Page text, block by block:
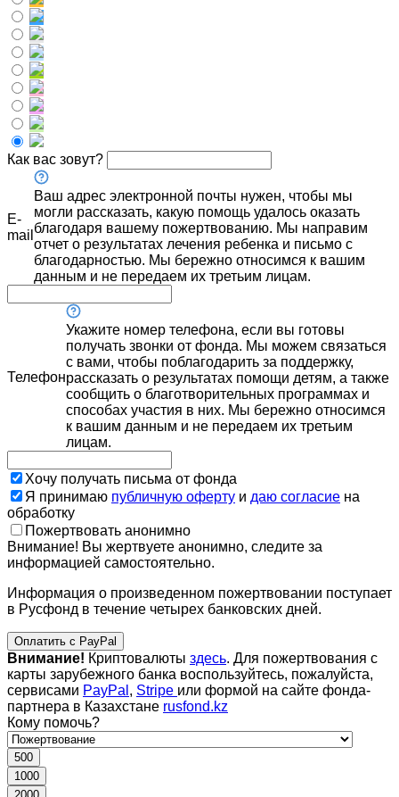
Как вас зовут?
E-
mail
Ваш адрес электронной почты нужен, чтобы мы
могли рассказать, какую помощь удалось оказать
благодаря вашему пожертвованию. Мы направим
отчет о результатах лечения ребенка и письмо с
благодарностью. Мы бережно относимся к вашим
данным и не передаем их третьим лицам.
Телефон
Укажите номер телефона, если вы готовы
получать звонки от фонда. Мы можем связаться
с вами, чтобы поблагодарить за поддержку,
рассказать о результатах помощи детям, а также
сообщить о благотворительных программах и
способах участия в них. Мы бережно относимся
к вашим данным и не передаем их третьим
лицам.
Хочу получать письма от фонда
Я принимаю публичную оферту и даю согласие на
обработку
Пожертвовать анонимно
Внимание! Вы жертвуете анонимно, следите за
информацией самостоятельно.
Информация о произведенном пожертвовании поступает
в Русфонд в течение четырех банковских дней.
Оплатить с PayPal
Внимание! Криптовалюты здесь. Для пожертвования с
карты зарубежного банка воспользуйтесь, пожалуйста,
сервисами PayPal , Stripe или формой на сайте фонда-
партнера в Казахстане rusfond.kz
Кому помочь?
500
1000